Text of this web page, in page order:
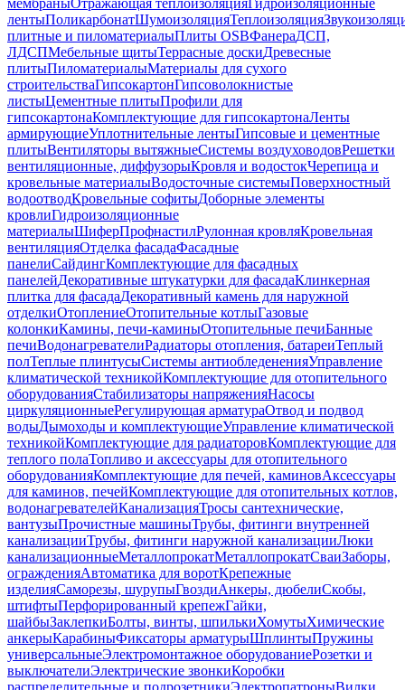
мембраныОтражающая теплоизоляцияГидроизоляционные
лентыПоликарбонатШумоизоляцияТеплоизоляция
плитные и пиломатериалыПлиты OSBФанераДСП,
ЛДСПМебельные щитыТеррасные доскиДревесные
плитыПиломатериалыМатериалы для сухого
строительстваГипсокартонГипсоволокнистые
листыЦементные плитыПрофили для
гипсокартонаКомплектующие для гипсокартонаЛенты
армирующиеУплотнительные лентыГипсовые и цементные
плитыВентиляторы вытяжныеСистемы воздуховодовРешетки
вентиляционные, диффузорыКровля и водостокЧерепица и
кровельные материалыВодосточные системыПоверхностный
водоотводКровельные софитыДоборные элементы
кровлиГидроизоляционные
материалыШиферПрофнастилРулонная кровляКровельная
вентиляцияОтделка фасадаФасадные
панелиСайдингКомплектующие для фасадных
панелейДекоративные штукатурки для фасадаКлинкерная
плитка для фасадаДекоративный камень для наружной
отделкиОтоплениеОтопительные котлыГазовые
колонкиКамины, печи-каминыОтопительные печиБанные
печиВодонагревателиРадиаторы отопления, батареиТеплый
полТеплые плинтусыСистемы антиобледененияУправление
климатической техникойКомплектующие для отопительного
оборудованияСтабилизаторы напряженияНасосы
циркуляционныеРегулирующая арматураОтвод и подвод
водыДымоходы и комплектующиеУправление климатической
техникойКомплектующие для радиаторовКомплектующие для
теплого полаТопливо и аксессуары для отопительного
оборудованияКомплектующие для печей, каминовАксессуары
для каминов, печейКомплектующие для отопительных котлов,
водонагревателейКанализацияТросы сантехнические,
вантузыПрочистные машиныТрубы, фитинги внутренней
канализацииТрубы, фитинги наружной канализацииЛюки
канализационныеМеталлопрокатМеталлопрокатСваиЗаборы,
огражденияАвтоматика для воротКрепежные
изделияСаморезы, шурупыГвоздиАнкеры, дюбелиСкобы,
штифтыПерфорированный крепежГайки,
шайбыЗаклепкиБолты, винты, шпилькиХомутыХимические
анкерыКарабиныФиксаторы арматурыШплинтыПружины
универсальныеЭлектромонтажное оборудованиеРозетки и
выключателиЭлектрические звонкиКоробки
распределительные и подрозетникиЭлектропатроныВилки,